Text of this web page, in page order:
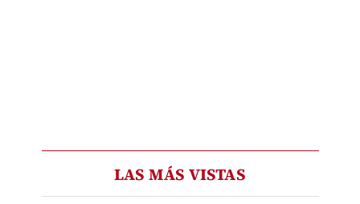
LAS MÁS VISTAS